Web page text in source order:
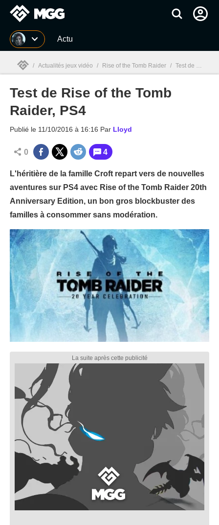
MGG Actu
MGG
/ Actualités jeux vidéo / Rise of the Tomb Raider / Test de Rise of the Tomb Raider, PS4
Test de Rise of the Tomb
Raider, PS4
Publié le 11/10/2016 à 16:16 Par Lloyd
0 4
L'héritière de la famille Croft repart vers de nouvelles
aventures sur PS4 avec Rise of the Tomb Raider 20th
Anniversary Edition, un bon gros blockbuster des
familles à consommer sans modération.